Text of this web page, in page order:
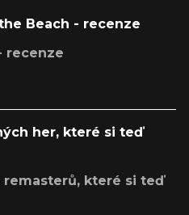
Beach - recenze
recenze
her, které si teď
remasterů, které si teď